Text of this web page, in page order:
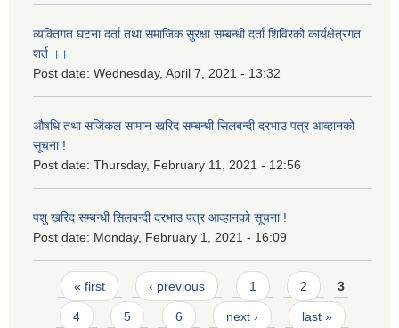
व्यक्तिगत घटना दर्ता तथा समाजिक सुरक्षा सम्बन्धी दर्ता शिविरको कार्यक्षेत्रगत
शर्त ।।
Post date: Wednesday, April 7, 2021 - 13:32
औषधि तथा सर्जिकल सामान खरिद सम्बन्धी सिलबन्दी दरभाउ पत्र आव्हानको
सूचना !
Post date: Thursday, February 11, 2021 - 12:56
पशु खरिद सम्बन्धी सिलबन्दी दरभाउ पत्र आव्हानको सूचना !
Post date: Monday, February 1, 2021 - 16:09
Pages
« first ‹ previous 1 2 3
4 5 6 next › last »